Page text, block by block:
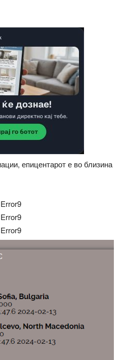
епицентарот е во близина
Error9
Error9
Error9